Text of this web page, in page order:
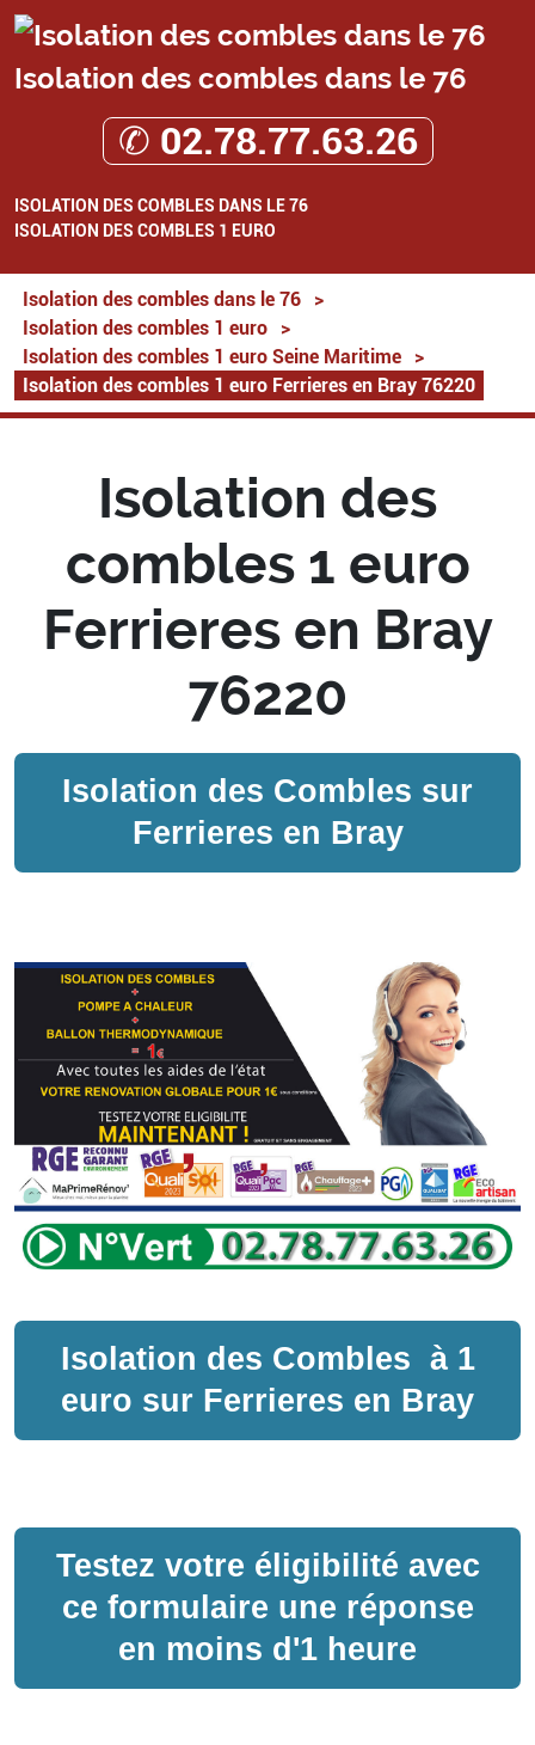
Isolation des combles dans le 76
✆ 02.78.77.63.26
ISOLATION DES COMBLES DANS LE 76
ISOLATION DES COMBLES 1 EURO
Isolation des combles dans le 76
>
Isolation des combles 1 euro
>
Isolation des combles 1 euro Seine Maritime
>
Isolation des combles 1 euro Ferrieres en Bray 76220
Isolation des
combles 1 euro
Ferrieres en Bray
76220
Isolation des Combles sur
Ferrieres en Bray
Isolation des Combles à 1
euro sur Ferrieres en Bray
Testez votre éligibilité avec
ce formulaire une réponse
en moins d'1 heure